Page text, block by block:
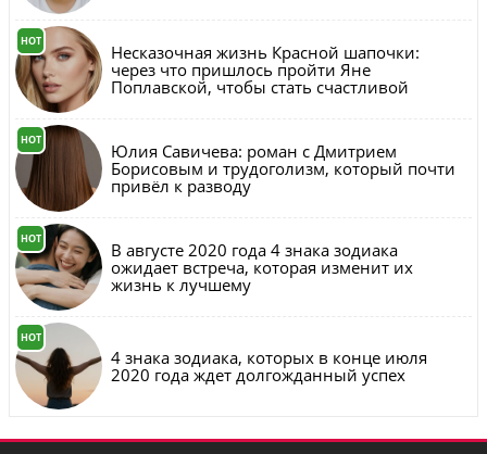
HOT
Несказочная жизнь Красной шапочки:
через что пришлось пройти Яне
Поплавской, чтобы стать счастливой
HOT
Юлия Савичева: роман с Дмитрием
Борисовым и трудоголизм, который почти
привёл к разводу
HOT
В августе 2020 года 4 знака зодиака
ожидает встреча, которая изменит их
жизнь к лучшему
HOT
4 знака зодиака, которых в конце июля
2020 года ждет долгожданный успех